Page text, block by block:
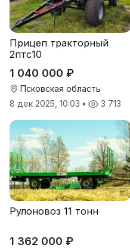
Прицеп тракторный
2птс10
1 040 000 ₽
Псковская область
8 дек 2025, 10:03 • 3 713
Рулоновоз 11 тонн
1 362 000 ₽